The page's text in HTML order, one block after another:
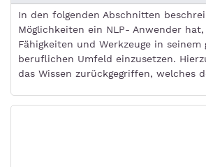
In den folgenden Abschnitten
Möglichkeiten ein NLP- Anwender
Fähigkeiten und Werkzeuge in seinem
beruflichen Umfeld einzusetzen.
das Wissen zurückgegriffen, welches